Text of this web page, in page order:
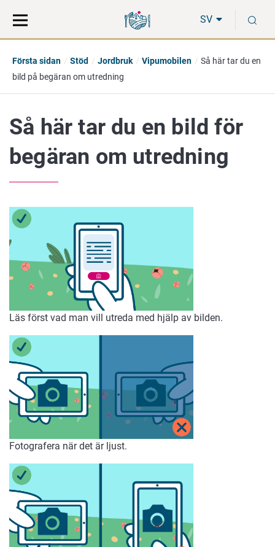
direkt
till
på
hela
SV
Första sidan Stöd Jordbruk Vipumobilen
Så här tar du en
bild på begäran om utredning
Så här tar du en bild för
begäran om utredning
Läs först vad man vill utreda med hjälp av bilden.
Fotografera när det är ljust.